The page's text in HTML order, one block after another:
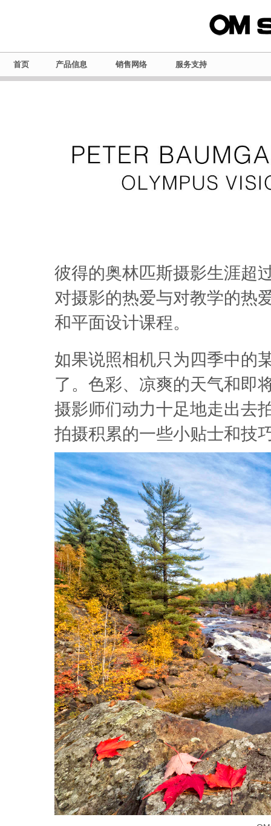
首页 产品信息 销售网络 服务支持
彼得的奥林匹斯摄影生涯超
对摄影的热爱与对教学的热
和平面设计课程。
如果说照相机只为四季中的
了。色彩、凉爽的天气和即
摄影师们动力十足地走出去
拍摄积累的一些小贴士和技